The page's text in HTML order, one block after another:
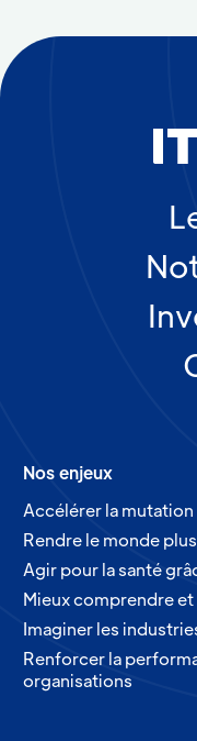
Nos enjeux
Accélérer la
Rendre le monde
Agir pour la santé
Mieux comprendre
Imaginer les
Renforcer la
organisations